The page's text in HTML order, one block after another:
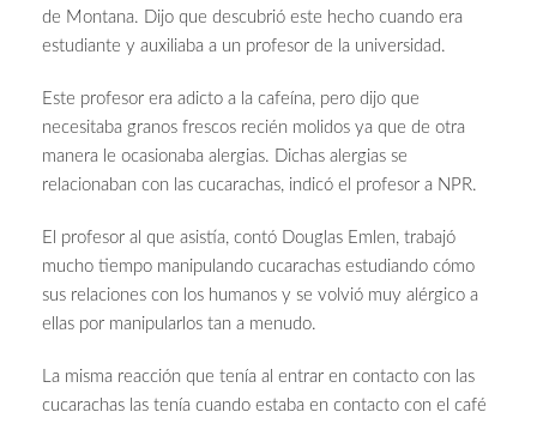
de Montana. Dijo que descubrió este hecho cuando era
estudiante y auxiliaba a un profesor de la universidad.
Este profesor era adicto a la cafeína, pero dijo que
necesitaba granos frescos recién molidos ya que de otra
manera le ocasionaba alergias. Dichas alergias se
relacionaban con las cucarachas, indicó el profesor a NPR.
El profesor al que asistía, contó Douglas Emlen, trabajó
mucho tiempo manipulando cucarachas estudiando cómo
sus relaciones con los humanos y se volvió muy alérgico a
ellas por manipularlos tan a menudo.
La misma reacción que tenía al entrar en contacto con las
cucarachas las tenía cuando estaba en contacto con el café